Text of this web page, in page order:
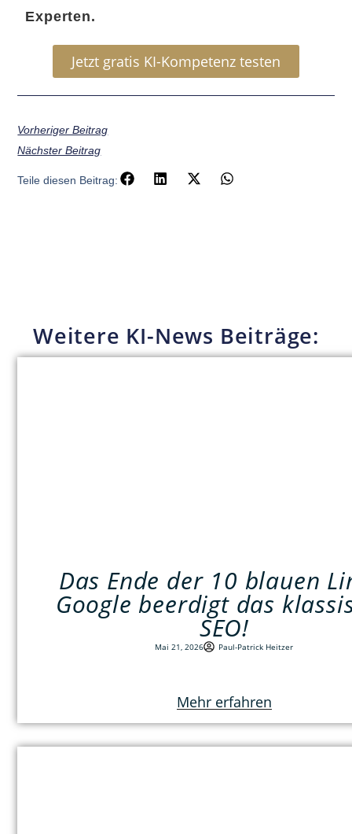
Experten.
Jetzt gratis KI-Kompetenz testen
Vorheriger Beitrag
Nächster Beitrag
Teile diesen Beitrag:
Weitere KI-News Beiträge:
Das Ende der 10 blauen
Google beerdigt das
SEO!
Mai 21, 2026 Paul-Patrick Heitzer
Mehr erfahren